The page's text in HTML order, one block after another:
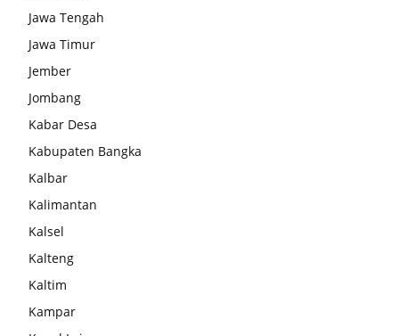
Jawa Tengah
Jawa Timur
Jember
Jombang
Kabar Desa
Kabupaten Bangka
Kalbar
Kalimantan
Kalsel
Kalteng
Kaltim
Kampar